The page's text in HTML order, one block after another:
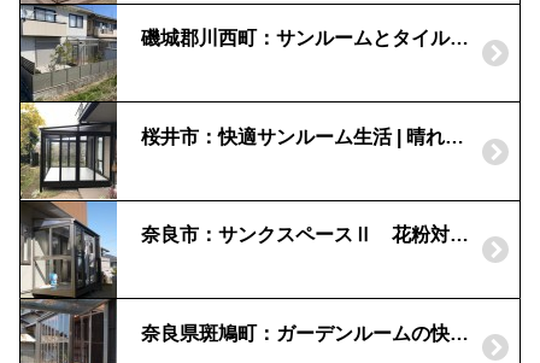
磯城郡川西町：サンルームとタイルテラス｜サニージュ
桜井市：快適サンルーム生活 | 晴れもよう(三協アルミ)
奈良市：サンクスペースⅡ 花粉対策に|ランドリースペース
奈良県斑鳩町：ガーデンルームの快適ライフ｜リビングガーデン